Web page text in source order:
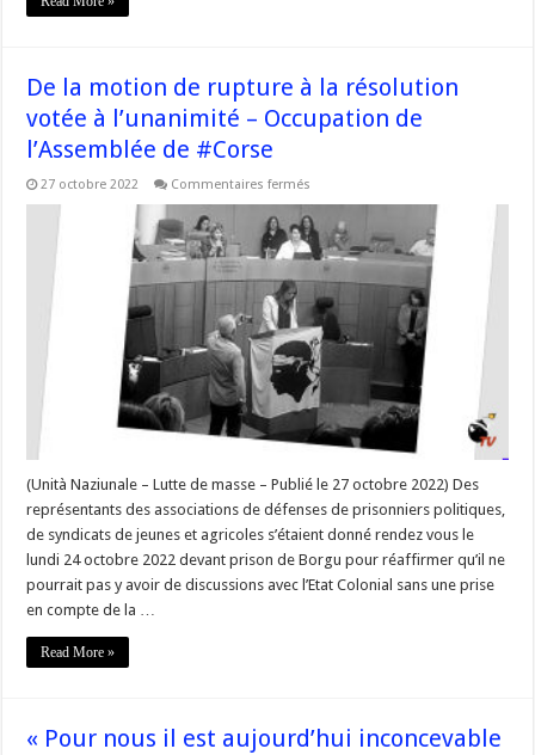
De la motion de rupture à la résolution
votée à l’unanimité – Occupation de
l’Assemblée de #Corse
27 octobre 2022 Commentaires fermés
la
motion
de
rupture
résolution
votée
à
l’unanimité
–
Occupation
de
l’Assemblée
de
#Corse
(Unità Naziunale – Lutte de masse – Publié le 27 octobre 2022) Des
représentants des associations de défenses de prisonniers politiques,
de syndicats de jeunes et agricoles s’étaient donné rendez vous le
lundi 24 octobre 2022 devant prison de Borgu pour réaffirmer qu’il ne
pourrait pas y avoir de discussions avec l’Etat Colonial sans une prise
en compte de la …
Read More »
« Pour nous il est aujourd’hui inconcevable